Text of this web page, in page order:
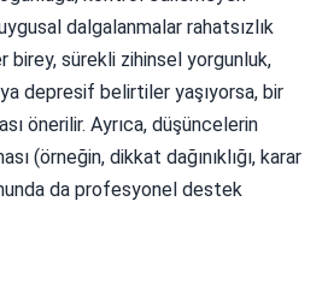
dalgalanmalar rahatsızlık
birey, sürekli zihinsel yorgunluk,
depresif belirtiler yaşıyorsa, bir
önerilir. Ayrıca, düşüncelerin
(örneğin, dikkat dağınıklığı, karar
da profesyonel destek